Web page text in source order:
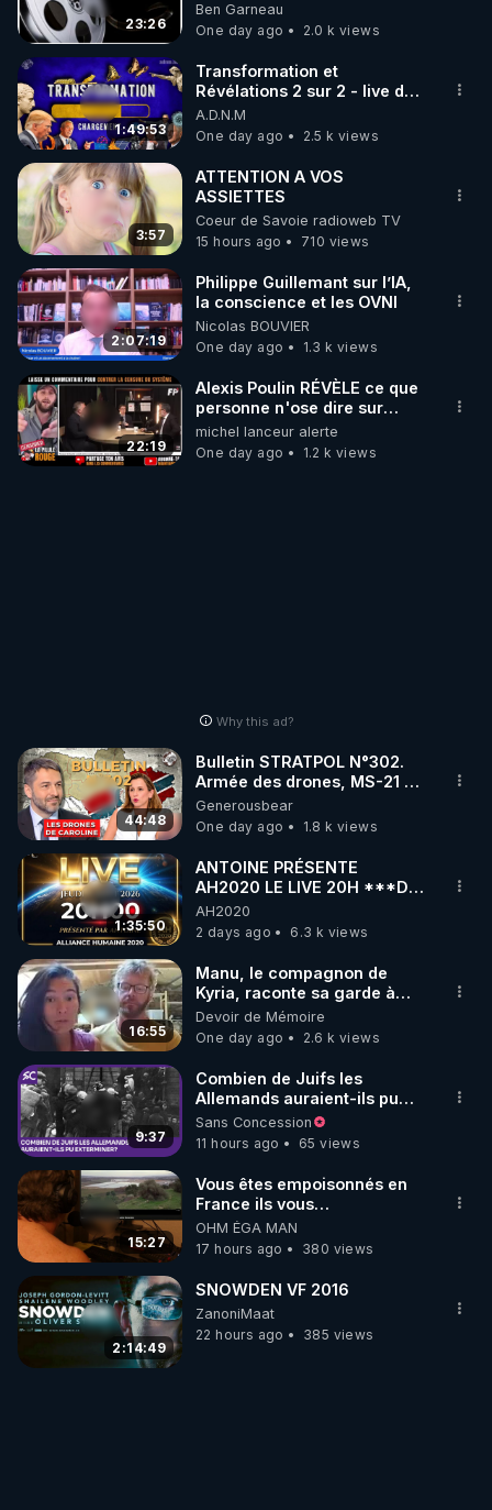
23:26
Ben Garneau
One day ago
2.0 k views
1:49:53
Transformation et
Révélations 2 sur 2 - live du
07/08/26
A.D.N.M
One day ago
2.5 k views
3:57
ATTENTION A VOS
ASSIETTES
Coeur de Savoie radioweb TV
15 hours ago
710 views
2:07:19
Philippe Guillemant sur l’IA,
la conscience et les OVNI
Nicolas BOUVIER
One day ago
1.3 k views
22:19
Alexis Poulin RÉVÈLE ce que
personne n'ose dire sur
l'Union européenne (C'est
explosif)
michel lanceur alerte
One day ago
1.2 k views
Why this ad?
44:48
Bulletin STRATPOL N°302.
Armée des drones, MS-21 en
série, missiles coréens.
07.08.2026.
Generousbear
One day ago
1.8 k views
1:35:50
ANTOINE PRÉSENTE
AH2020 LE LIVE 20H ***DU
06/08/2026***
AH2020
2 days ago
6.3 k views
16:55
Manu, le compagnon de
Kyria, raconte sa garde à
vue musclée. PARTAGEZ!
Devoir de Mémoire
One day ago
2.6 k views
9:37
Combien de Juifs les
Allemands auraient-ils pu
exterminer?
Sans Concession
11 hours ago
65 views
15:27
Vous êtes empoisonnés en
France ils vous
empoisonnent tranquille
OHM ÉGA MAN
17 hours ago
380 views
2:14:49
SNOWDEN VF 2016
ZanoniMaat
22 hours ago
385 views